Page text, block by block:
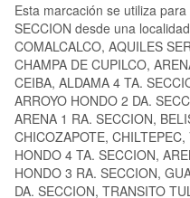
Esta marcación se utiliza
SECCION desde una
COMALCALCO, AQUILES
CHAMPA DE CUPILCO,
CEIBA, ALDAMA 4 TA.
ARROYO HONDO 2 DA.
ARENA 1 RA. SECCION,
CHICOZAPOTE,
HONDO 4 TA. SECCION,
HONDO 3 RA. SECCION,
DA. SECCION, TRANSITO